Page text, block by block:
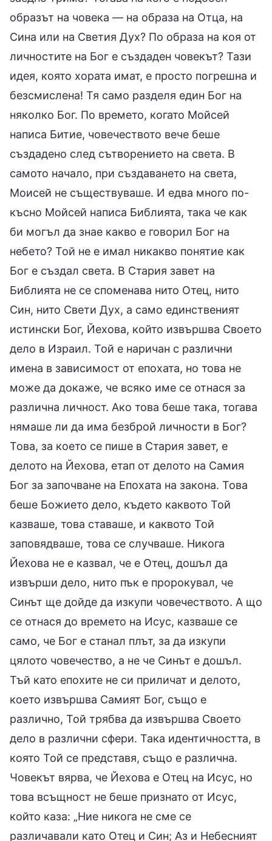
образът на човека — на образа на Отца, на
Сина или на Светия Дух? По образа на коя от
личностите на Бог е създаден човекът? Тази
идея, която хората имат, е просто погрешна и
безсмислена! Тя само разделя един Бог на
няколко Бог. По времето, когато Мойсей
написа Битие, човечеството вече беше
създадено след сътворението на света. В
самото начало, при създаването на света,
Моисей не съществуваше. И едва много по-
късно Мойсей написа Библията, така че как
би могъл да знае какво е говорил Бог на
небето? Той не е имал никакво понятие как
Бог е създал света. В Стария завет на
Библията не се споменава нито Отец, нито
Син, нито Свети Дух, а само единственият
истински Бог, Йехова, който извършва Своето
дело в Израил. Той е наричан с различни
имена в зависимост от епохата, но това не
може да докаже, че всяко име се отнася за
различна личност. Ако това беше така, тогава
нямаше ли да има безброй личности в Бог?
Това, за което се пише в Стария завет, е
делото на Йехова, етап от делото на Самия
Бог за започване на Епохата на закона. Това
беше Божието дело, където каквото Той
казваше, това ставаше, и каквото Той
заповядваше, това се случваше. Никога
Йехова не е казвал, че е Отец, дошъл да
извърши дело, нито пък е пророкувал, че
Синът ще дойде да изкупи човечеството. А що
се отнася до времето на Исус, казваше се
само, че Бог е станал плът, за да изкупи
цялото човечество, а не че Синът е дошъл.
Тъй като епохите не си приличат и делото,
което извършва Самият Бог, също е
различно, Той трябва да извършва Своето
дело в различни сфери. Така идентичността, в
която Той се представя, също е различна.
Човекът вярва, че Йехова е Отец на Исус, но
това всъщност не беше признато от Исус,
който каза: „Ние никога не сме се
различавали като Отец и Син; Аз и Небесният